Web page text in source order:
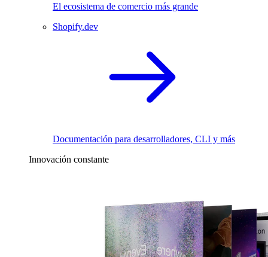
El ecosistema de comercio más grande
Shopify.dev
Documentación para desarrolladores, CLI y más
Innovación constante